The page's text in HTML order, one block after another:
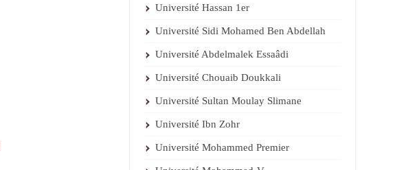
Université Hassan 1er
Université Sidi Mohamed Ben Abdellah
Université Abdelmalek Essaâdi
Université Chouaib Doukkali
Université Sultan Moulay Slimane
Université Ibn Zohr
Université Mohammed Premier